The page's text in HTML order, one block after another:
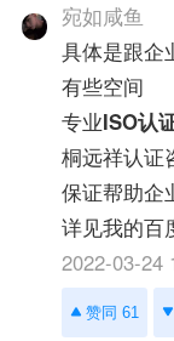
宛如咸鱼
具体是跟企
有些空间
专业ISO认
桐远祥认证
保证帮助企
详见我的百
2022-03-24
赞同 61